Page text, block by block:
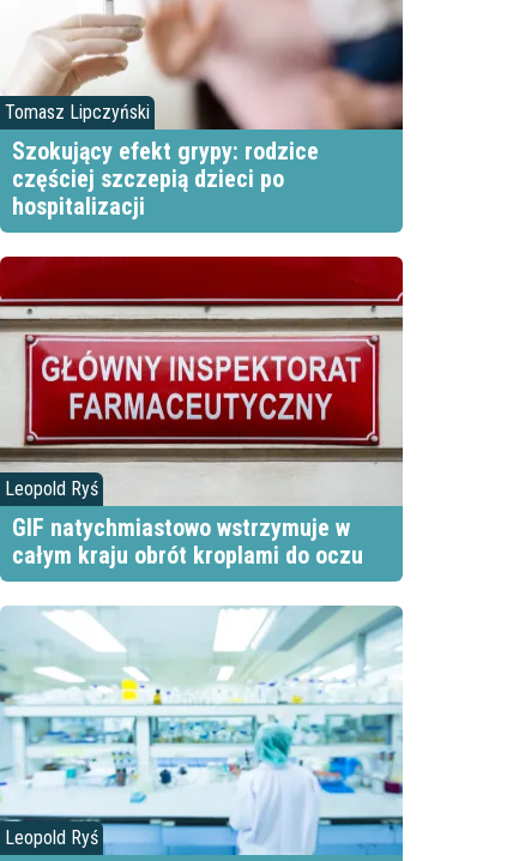
Tomasz Lipczyński
Szokujący efekt grypy: rodzice
częściej szczepią dzieci po
hospitalizacji
Leopold Ryś
GIF natychmiastowo wstrzymuje w
całym kraju obrót kroplami do oczu
Leopold Ryś